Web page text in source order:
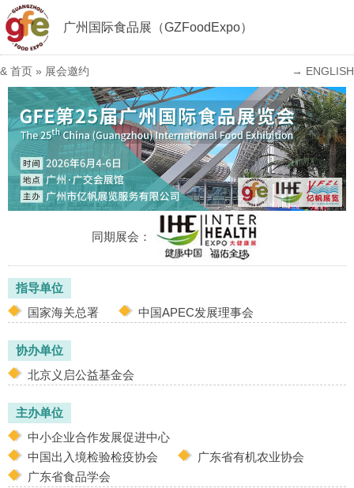
广州国际食品展（GZFoodExpo）
& 首页 » 展会邀约 → ENGLISH
同期展会：
指导单位
国家海关总署
中国APEC发展理事会
协办单位
北京义启公益基金会
主办单位
中小企业合作发展促进中心
中国出入境检验检疫协会
广东省有机农业协会
广东省食品学会